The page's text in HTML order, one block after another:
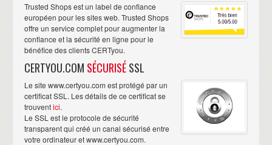
Trusted Shops est un label de confiance
européen pour les sites web. Trusted Shops
offre un service complet pour augmenter la
confiance et la sécurité en ligne pour le
bénéfice des clients CERTyou.
CERTYOU.COM SÉCURISÉSSL
Le site www.certyou.com est protégé par un
certificat SSL. Les détails de ce certificat se
trouventici.
Le SSL est le protocole de sécurité
transparent qui créé un canal sécurisé entre
votre ordinateur et www.certyou.com.